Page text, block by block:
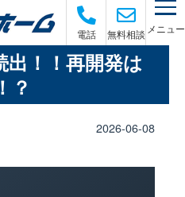
電話 無料相談
メニュー
出！！再開発は
？
2026-06-08